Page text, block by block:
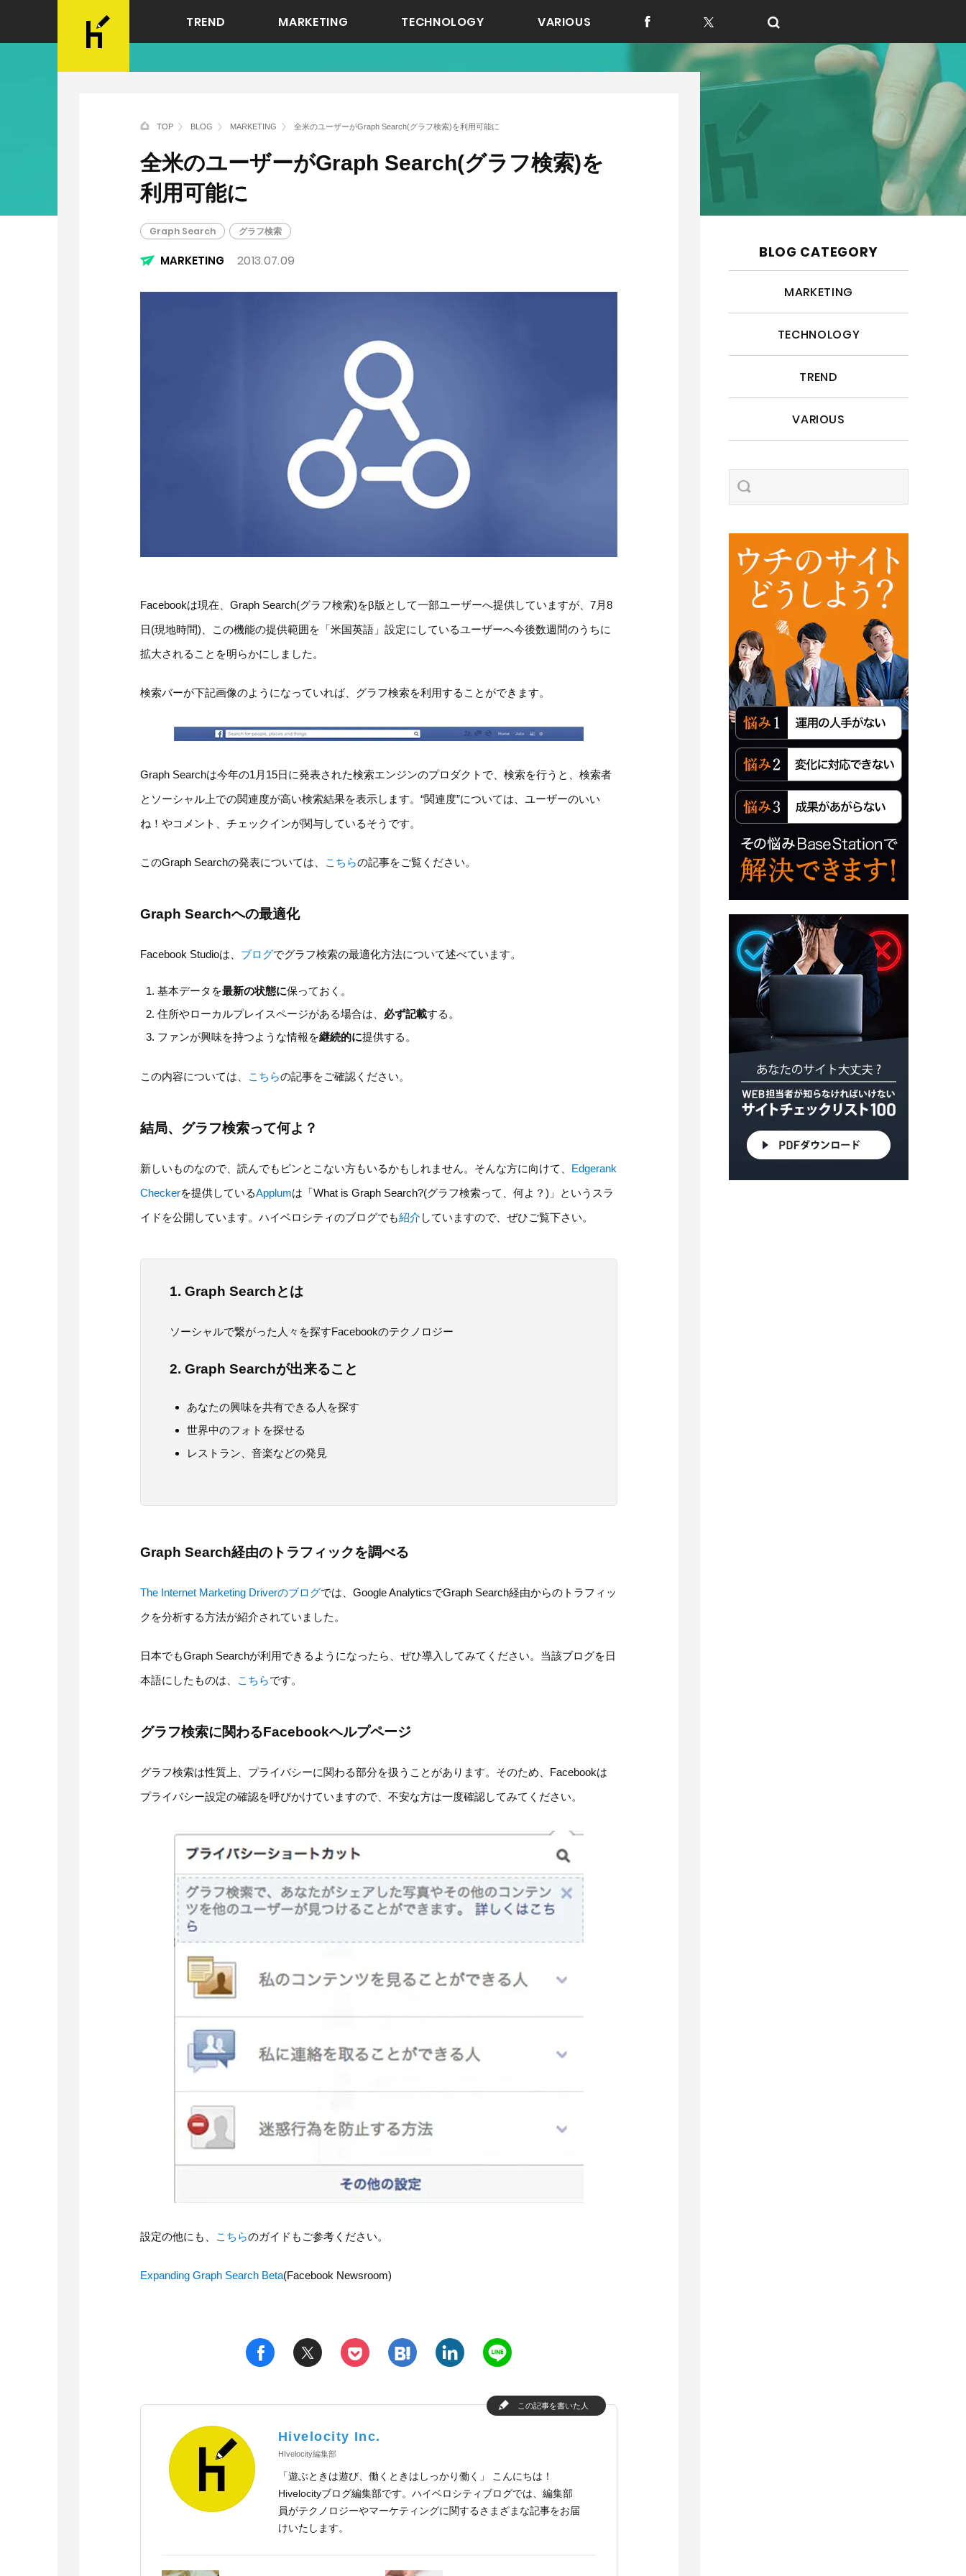
TREND MARKETING TECHNOLOGY VARIOUS f t
TOP BLOG MARKETING 全米のユーザーがGraph Search(グラフ検索)を利用可能に
全米のユーザーがGraph Search(グラフ検索)を
利用可能に
Graph Search グラフ検索
MARKETING 2013.07.09
Facebookは現在、Graph Search(グラフ検索)をβ版として一部ユーザーへ提供していますが、7月8
日(現地時間)、この機能の提供範囲を「米国英語」設定にしているユーザーへ今後数週間のうちに
拡大されることを明らかにしました。
検索バーが下記画像のようになっていれば、グラフ検索を利用することができます。
Graph Searchは今年の1月15日に発表された検索エンジンのプロダクトで、検索を行うと、検索者
とソーシャル上での関連度が高い検索結果を表示します。“関連度”については、ユーザーのいい
ね！やコメント、チェックインが関与しているそうです。
このGraph Searchの発表については、 こちらの記事をご覧ください。
Graph Searchへの最適化
Facebook Studioは、 ブログでグラフ検索の最適化方法について述べています。
基本データを最新の状態に保っておく。
住所やローカルプレイスページがある場合は、 必ず記載する。
ファンが興味を持つような情報を継続的に提供する。
この内容については、 こちらの記事をご確認ください。
結局、グラフ検索って何よ？
新しいものなので、読んでもピンとこない方もいるかもしれません。そんな方に向けて、 Edgerank
Checkerを提供しているApplumは「What is Graph Search?(グラフ検索って、何よ？)」というスラ
イドを公開しています。ハイベロシティのブログでも紹介 していますので、ぜひご覧下さい。
1. Graph Searchとは
ソーシャルで繋がった人々を探すFacebookのテクノロジー
2. Graph Searchが出来ること
あなたの興味を共有できる人を探す
世界中のフォトを探せる
レストラン、音楽などの発見
Graph Search経由のトラフィックを調べる
The Internet Marketing Driverのブログでは、Google AnalyticsでGraph Search経由からのトラフィッ
クを分析する方法が紹介されていました。
日本でもGraph Searchが利用できるようになったら、ぜひ導入してみてください。当該ブログを日
本語にしたものは、
こちらです。
グラフ検索に関わるFacebookヘルプページ
グラフ検索は性質上、プライバシーに関わる部分を扱うことがあります。そのため、Facebookは
プライバシー設定の確認を呼びかけていますので、不安な方は一度確認してみてください。
設定の他にも、 こちらのガイドもご参考ください。
Expanding Graph Search Beta(Facebook Newsroom)
f t p h l n
この記事を書いた人
Hivelocity Inc.
HIvelocity編集部
「遊ぶときは遊び、働くときはしっかり働く」 こんにちは！
Hivelocityブログ編集部です。ハイベロシティブログでは、編集部
員がテクノロジーやマーケティングに関するさまざまな記事をお届
けいたします。
BLOG CATEGORY
MARKETING
TECHNOLOGY
TREND
VARIOUS